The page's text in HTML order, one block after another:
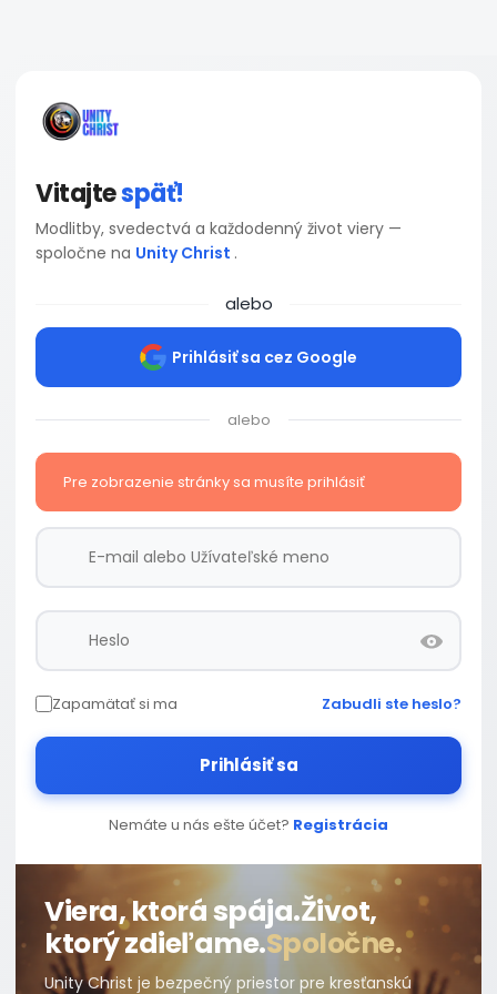
Vitajtespäť!
Modlitby, svedectvá a každodenný život viery —
spoločne na Unity Christ .
alebo
Prihlásiť sa cez Google
alebo
Pre zobrazenie stránky sa musíte prihlásiť
Zapamätať si ma Zabudli ste heslo?
Prihlásiť sa
Nemáte u nás ešte účet? Registrácia
Viera, ktorá spája.Život,
ktorý zdieľame.Spoločne.
Unity Christ je bezpečný priestor pre kresťanskú